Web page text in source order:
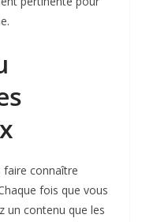
faire connaître
fois que vous
un contenu que les